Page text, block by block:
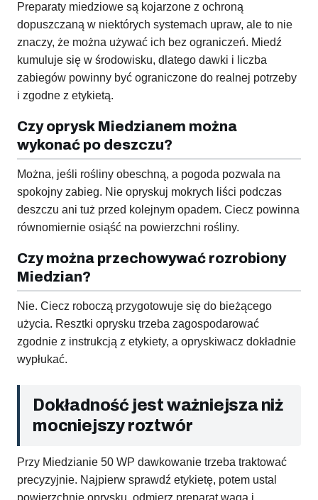
Preparaty miedziowe są kojarzone z ochroną
dopuszczaną w niektórych systemach upraw, ale to nie
znaczy, że można używać ich bez ograniczeń. Miedź
kumuluje się w środowisku, dlatego dawki i liczba
zabiegów powinny być ograniczone do realnej potrzeby
i zgodne z etykietą.
Czy oprysk Miedzianem można
wykonać po deszczu?
Można, jeśli rośliny obeschną, a pogoda pozwala na
spokojny zabieg. Nie opryskuj mokrych liści podczas
deszczu ani tuż przed kolejnym opadem. Ciecz powinna
równomiernie osiąść na powierzchni rośliny.
Czy można przechowywać rozrobiony
Miedzian?
Nie. Ciecz roboczą przygotowuje się do bieżącego
użycia. Resztki oprysku trzeba zagospodarować
zgodnie z instrukcją z etykiety, a opryskiwacz dokładnie
wypłukać.
Dokładność jest ważniejsza niż
mocniejszy roztwór
Przy Miedzianie 50 WP dawkowanie trzeba traktować
precyzyjnie. Najpierw sprawdź etykietę, potem ustal